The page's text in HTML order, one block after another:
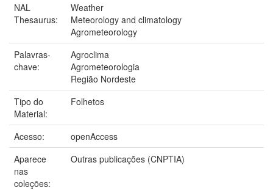
NAL
Thesaurus:
Weather
Meteorology and climatology
Agrometeorology
Palavras-
chave:
Agroclima
Agrometeorologia
Região Nordeste
Tipo do
Material:
Folhetos
Acesso:
openAccess
Aparece
nas
coleções:
Outras publicações (CNPTIA)